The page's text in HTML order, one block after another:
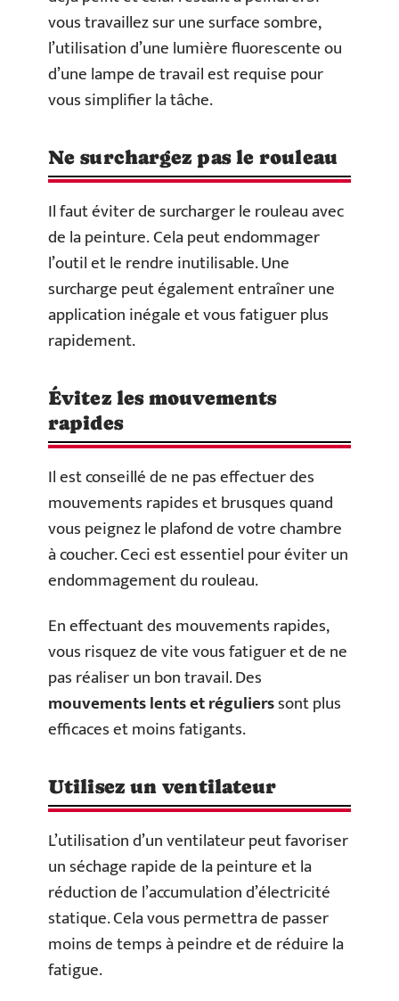
vous travaillez sur une surface sombre,
l’utilisation d’une lumière fluorescente ou
d’une lampe de travail est requise pour
vous simplifier la tâche.
Ne surchargez pas le rouleau
Il faut éviter de surcharger le rouleau avec
de la peinture. Cela peut endommager
l’outil et le rendre inutilisable. Une
surcharge peut également entraîner une
application inégale et vous fatiguer plus
rapidement.
Évitez les mouvements
rapides
Il est conseillé de ne pas effectuer des
mouvements rapides et brusques quand
vous peignez le plafond de votre chambre
à coucher. Ceci est essentiel pour éviter un
endommagement du rouleau.
En effectuant des mouvements rapides,
vous risquez de vite vous fatiguer et de ne
pas réaliser un bon travail. Des
mouvements lents et régulierssont plus
efficaces et moins fatigants.
Utilisez un ventilateur
L’utilisation d’un ventilateur peut favoriser
un séchage rapide de la peinture et la
réduction de l’accumulation d’électricité
statique. Cela vous permettra de passer
moins de temps à peindre et de réduire la
fatigue.